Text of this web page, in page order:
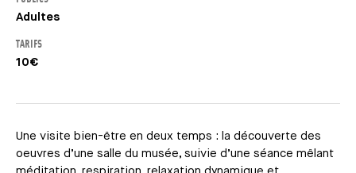
Adultes
TARIFS
10€
Une visite bien-être en deux temps : la découverte des
oeuvres d’une salle du musée, suivie d’une séance mêlant